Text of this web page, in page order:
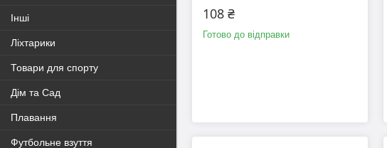
108 ₴
Готово до відправки
Інші
Ліхтарики
Товари для спорту
Дім та Сад
Плавання
Футбольне взуття